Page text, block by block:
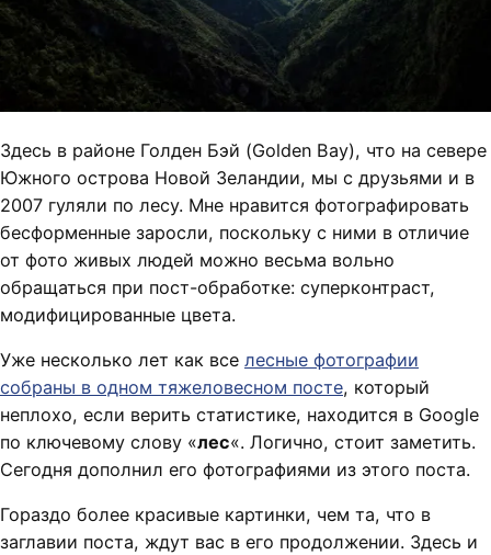
Здесь в районе Голден Бэй (Golden Bay), что на севере
Южного острова Новой Зеландии, мы с друзьями и в
2007 гуляли по лесу. Мне нравится фотографировать
бесформенные заросли, поскольку с ними в отличие
от фото живых людей можно весьма вольно
обращаться при пост-обработке: суперконтраст,
модифицированные цвета.
Уже несколько лет как все лесные фотографии
собраны в одном тяжеловесном посте, который
неплохо, если верить статистике, находится в Google
по ключевому слову «лес«. Логично, стоит заметить.
Сегодня дополнил его фотографиями из этого поста.
Гораздо более красивые картинки, чем та, что в
заглавии поста, ждут вас в его продолжении. Здесь и